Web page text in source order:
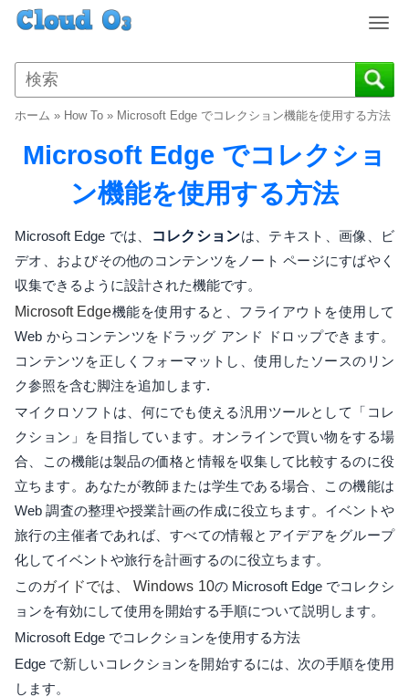
T
g
g
e
a
a
t
o
ホーム » How To » Microsoft Edge でコレクション機能を使用する方法
Microsoft Edge でコレクショ
ン機能を使用する方法
Microsoft Edge では、 コレクションは、テキスト、画像、ビ
デオ、およびその他のコンテンツをノート ページにすばやく
収集できるように設計された機能です。
Microsoft Edge機能を使用すると、フライアウトを使用して
Web からコンテンツをドラッグ アンド ドロップできます。
コンテンツを正しくフォーマットし、使用したソースのリン
ク参照を含む脚注を追加します.
マイクロソフトは、何にでも使える汎用ツールとして「コレ
クション」を目指しています。オンラインで買い物をする場
合、この機能は製品の価格と情報を収集して比較するのに役
立ちます。あなたが教師または学生である場合、この機能は
Web 調査の整理や授業計画の作成に役立ちます。イベントや
旅行の主催者であれば、すべての情報とアイデアをグループ
化してイベントや旅行を計画するのに役立ちます。
このガイドでは、Windows 10の Microsoft Edge でコレクシ
ョンを有効にして使用を開始する手順について説明します。
Microsoft Edge でコレクションを使用する方法
Edge で新しいコレクションを開始するには、次の手順を使用
します。